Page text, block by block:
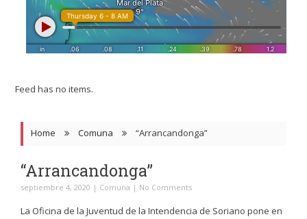
Feed has no items.
Home Comuna “Arrancandonga”
“Arrancandonga”
septiembre 4, 2020 | Comuna | No Comments
La Oficina de la Juventud de la Intendencia de Soriano pone en